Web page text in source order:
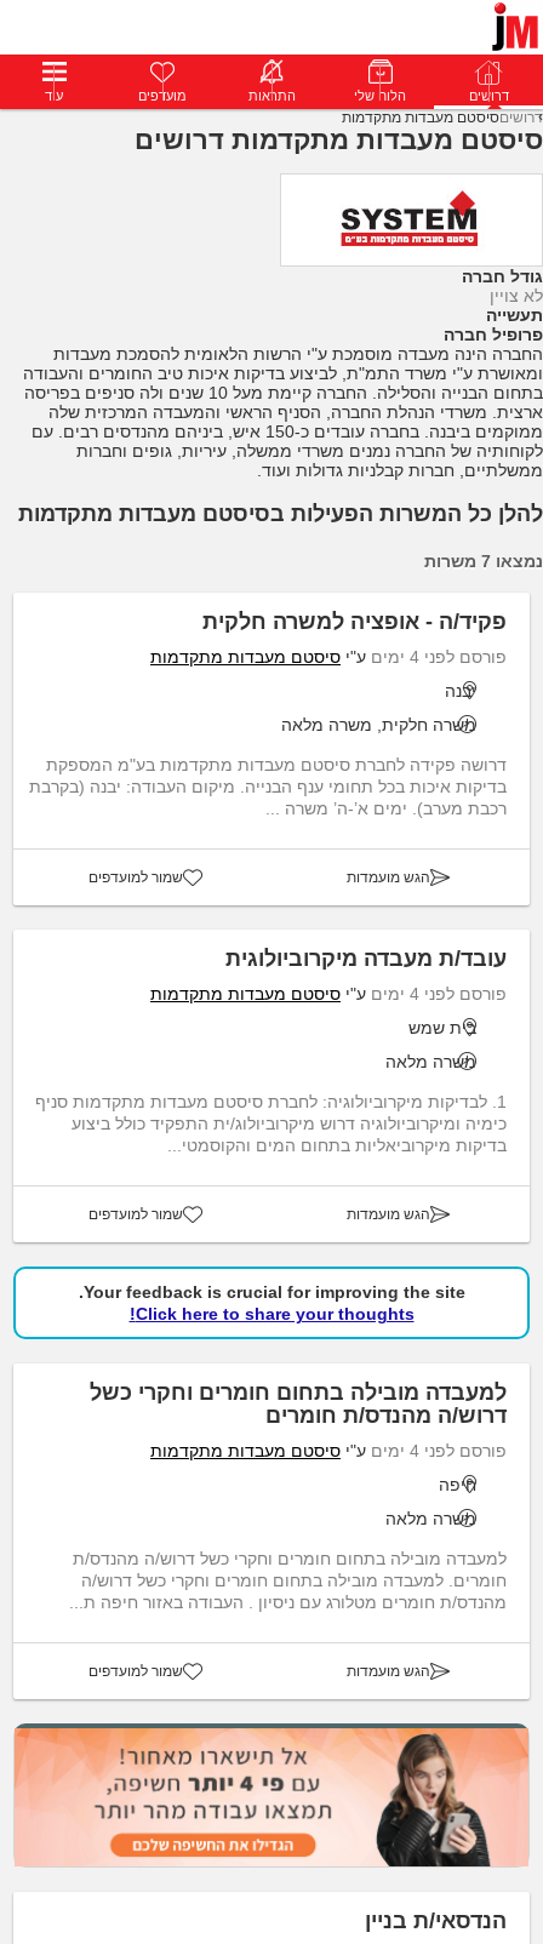
דרושים פרופילים הודעות פרימיום דרושים הלוח שלי התראות מועדפים עוד
דרושיםסיסטם מעבדות מתקדמות
סיסטם מעבדות מתקדמות דרושים
גודל חברה
לא צויין
תעשייה
פרופיל חברה
החברה הינה מעבדה מוסמכת ע"י הרשות הלאומית להסמכת מעבדות
ומאושרת ע"י משרד התמ"ת, לביצוע בדיקות איכות טיב החומרים והעבודה
בתחום הבנייה והסלילה. החברה קיימת מעל 10 שנים ולה סניפים בפריסה
ארצית. משרדי הנהלת החברה, הסניף הראשי והמעבדה המרכזית שלה
ממוקמים ביבנה. בחברה עובדים כ-150 איש, ביניהם מהנדסים רבים. עם
לקוחותיה של החברה נמנים משרדי ממשלה, עיריות, גופים וחברות
ממשלתיים, חברות קבלניות גדולות ועוד.
להלן כל המשרות הפעילות בסיסטם מעבדות מתקדמות
נמצאו 7 משרות
פקיד/ה - אופציה למשרה חלקית
פורסם לפני 4 ימים ע"י סיסטם מעבדות מתקדמות
יבנה
משרה חלקית, משרה מלאה
דרושה פקידה לחברת סיסטם מעבדות מתקדמות בע"מ המספקת
בדיקות איכות בכל תחומי ענף הבנייה. מיקום העבודה: יבנה (בקרבת
רכבת מערב). ימים א’-ה’ משרה ...
הגש מועמדות שמור למועדפים
עובד/ת מעבדה מיקרוביולוגית
פורסם לפני 4 ימים ע"י סיסטם מעבדות מתקדמות
בית שמש
משרה מלאה
1. לבדיקות מיקרוביולוגיה: לחברת סיסטם מעבדות מתקדמות סניף
כימיה ומיקרוביולוגיה דרוש מיקרוביולוג/ית התפקיד כולל ביצוע
בדיקות מיקרוביאליות בתחום המים והקוסמטי...
הגש מועמדות שמור למועדפים
Your feedback is crucial for improving the site.
Click here to share your thoughts!
למעבדה מובילה בתחום חומרים וחקרי כשל
דרוש/ה מהנדס/ת חומרים
פורסם לפני 4 ימים ע"י סיסטם מעבדות מתקדמות
חיפה
משרה מלאה
למעבדה מובילה בתחום חומרים וחקרי כשל דרוש/ה מהנדס/ת
חומרים. למעבדה מובילה בתחום חומרים וחקרי כשל דרוש/ה
מהנדס/ת חומרים מטלורג עם ניסיון . העבודה באזור חיפה ת...
הגש מועמדות שמור למועדפים
הנדסאי/ת בניין